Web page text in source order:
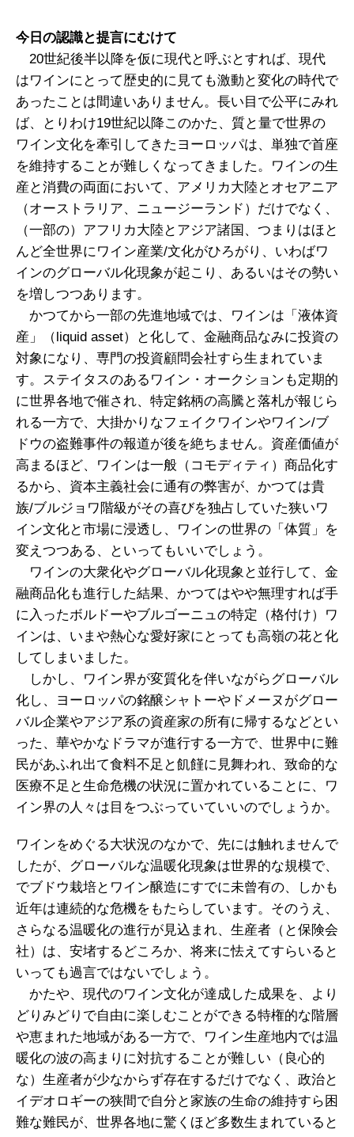
今日の認識と提言にむけて
20世紀後半以降を仮に現代と呼ぶとすれば、現代
はワインにとって歴史的に見ても激動と変化の時代で
あったことは間違いありません。長い目で公平にみれ
ば、とりわけ19世紀以降このかた、質と量で世界の
ワイン文化を牽引してきたヨーロッパは、単独で首座
を維持することが難しくなってきました。ワインの生
産と消費の両面において、アメリカ大陸とオセアニア
（オーストラリア、ニュージーランド）だけでなく、
（一部の）アフリカ大陸とアジア諸国、つまりはほと
んど全世界にワイン産業/文化がひろがり、いわばワ
インのグローバル化現象が起こり、あるいはその勢い
を増しつつあります。
かつてから一部の先進地域では、ワインは「液体資
産」（liquid asset）と化して、金融商品なみに投資の
対象になり、専門の投資顧問会社すら生まれていま
す。ステイタスのあるワイン・オークションも定期的
に世界各地で催され、特定銘柄の高騰と落札が報じら
れる一方で、大掛かりなフェイクワインやワイン/ブ
ドウの盗難事件の報道が後を絶ちません。資産価値が
高まるほど、ワインは一般（コモディティ）商品化す
るから、資本主義社会に通有の弊害が、かつては貴
族/ブルジョワ階級がその喜びを独占していた狭いワ
イン文化と市場に浸透し、ワインの世界の「体質」を
変えつつある、といってもいいでしょう。
ワインの大衆化やグローバル化現象と並行して、金
融商品化も進行した結果、かつてはやや無理すれば手
に入ったボルドーやブルゴーニュの特定（格付け）ワ
インは、いまや熱心な愛好家にとっても高嶺の花と化
してしまいました。
しかし、ワイン界が変質化を伴いながらグローバル
化し、ヨーロッパの銘醸シャトーやドメーヌがグロー
バル企業やアジア系の資産家の所有に帰するなどとい
った、華やかなドラマが進行する一方で、世界中に難
民があふれ出て食料不足と飢饉に見舞われ、致命的な
医療不足と生命危機の状況に置かれていることに、ワ
イン界の人々は目をつぶっていていいのでしょうか。
ワインをめぐる大状況のなかで、先には触れませんで
したが、グローバルな温暖化現象は世界的な規模で、
でブドウ栽培とワイン醸造にすでに未曾有の、しかも
近年は連続的な危機をもたらしています。そのうえ、
さらなる温暖化の進行が見込まれ、生産者（と保険会
社）は、安堵するどころか、将来に怯えてすらいると
いっても過言ではないでしょう。
かたや、現代のワイン文化が達成した成果を、より
どりみどりで自由に楽しむことができる特権的な階層
や恵まれた地域がある一方で、ワイン生産地内では温
暖化の波の高まりに対抗することが難しい（良心的
な）生産者が少なからず存在するだけでなく、政治と
イデオロギーの狭間で自分と家族の生命の維持すら困
難な難民が、世界各地に驚くほど多数生まれていると